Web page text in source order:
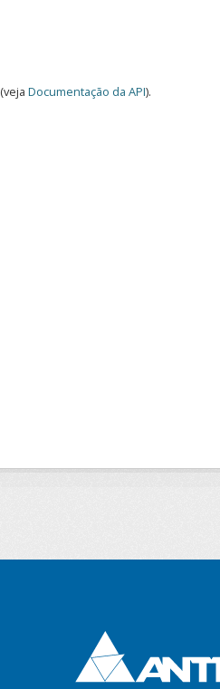
(veja Documentação da API).